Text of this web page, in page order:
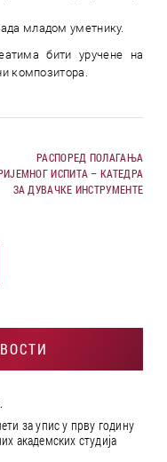
младом уметнику.
бити уручене на
композитора.
РАСПОРЕД ПОЛАГАЊА
ИСПИТА – КАТЕДРА
ЗА ДУВАЧКЕ ИНСТРУМЕНТЕ
за упис у прву годину
академских студија